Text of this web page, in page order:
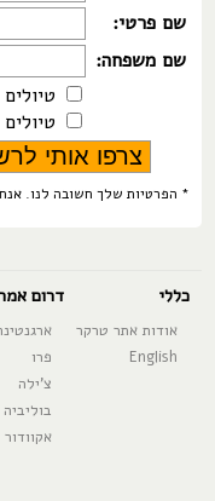
שם פרטי:
שם משפחה:
* הפרטיות שלך חשובה לנו.
כללי
אודות אתר טרקר
English
דרום
פרו
צ'ילה
בוליביה
אקוודור